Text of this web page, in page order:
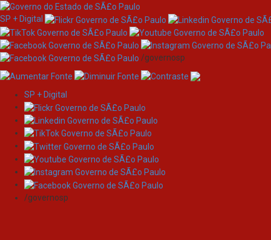
Skip
navigation
SP + Digital
/governosp
SP + Digital
/governosp
Search
Search: